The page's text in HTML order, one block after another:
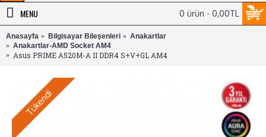
0 ürün - 0,00TL
MENU
Anasayfa Bilgisayar Bileşenleri
Anakartlar
Anakartlar-AMD Socket AM4
Asus PRIME A520M-A II DDR4 S+V+GL AM4
Tükendi